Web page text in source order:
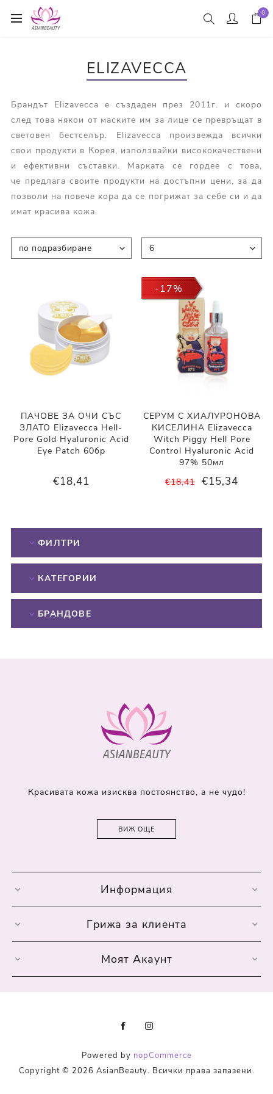
0
ELIZAVECCA
Брандът Elizavecca е създаден през 2011г. и скоро
след това някои от маските им за лице се превръщат в
световен бестселър. Elizavecca произвежда всички
свои продукти в Корея, използвайки висококачествени
и ефективни съставки. Марката се гордее с това,
че предлага своите продукти на достъпни цени, за да
позволи на повече хора да се погрижат за себе си и да
имат красива кожа.
ПАЧОВЕ ЗА ОЧИ СЪС
ЗЛАТО Elizavecca Hell-
Pore Gold Hyaluronic Acid
Eye Patch 60бр
€18,41
-17%
СЕРУМ С ХИАЛУРОНОВА
КИСЕЛИНА Elizavecca
Witch Piggy Hell Pore
Control Hyaluronic Acid
97% 50мл
€18,41 €15,34
ФИЛТРИ
КАТЕГОРИИ
БРАНДОВЕ
Красивата кожа изисква постоянство, а не чудо!
ВИЖ ОЩЕ
Информация
Грижа за клиента
Моят Акаунт
Powered by nopCommerce
Copyright © 2026 AsianBeauty. Всички права запазени.